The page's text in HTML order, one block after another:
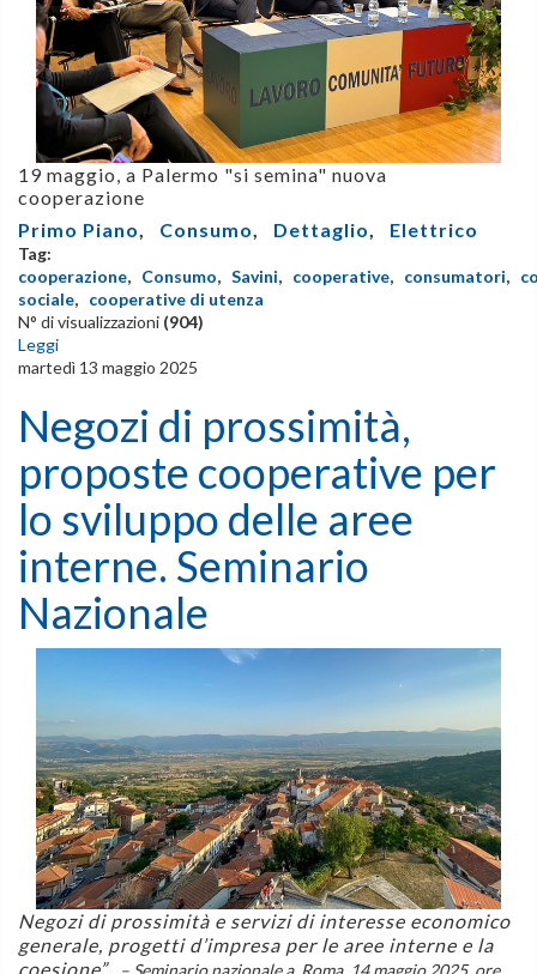
19 maggio, a Palermo "si semina" nuova
cooperazione
Primo Piano, Consumo, Dettaglio, Elettrico
Tag:
cooperazione, Consumo, Savini, cooperative, consumatori,
sociale, cooperative di utenza
N° di visualizzazioni (904)
Leggi
martedì 13 maggio 2025
Negozi di prossimità,
proposte cooperative per
lo sviluppo delle aree
interne. Seminario
Nazionale
Negozi di prossimità e servizi di interesse economico
generale, progetti d’impresa per le aree interne e la
coesione”.